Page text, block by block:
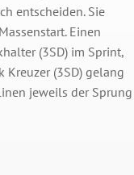
entscheiden. Sie
Einen
(3SD) im Sprint,
Kreuzer (3SD) gelang
jeweils der Sprung